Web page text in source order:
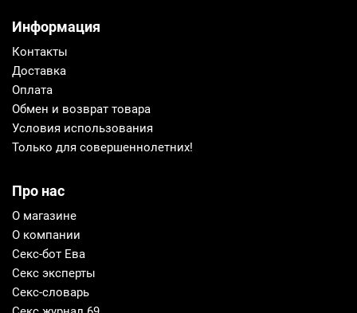
Информация
Контакты
Доставка
Оплата
Обмен и возврат товара
Условия использования
Только для совершеннолетних!
Про нас
О магазине
О компании
Секс-бот Ева
Секс эксперты
Секс-словарь